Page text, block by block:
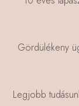
Gördülékeny
Legjobb